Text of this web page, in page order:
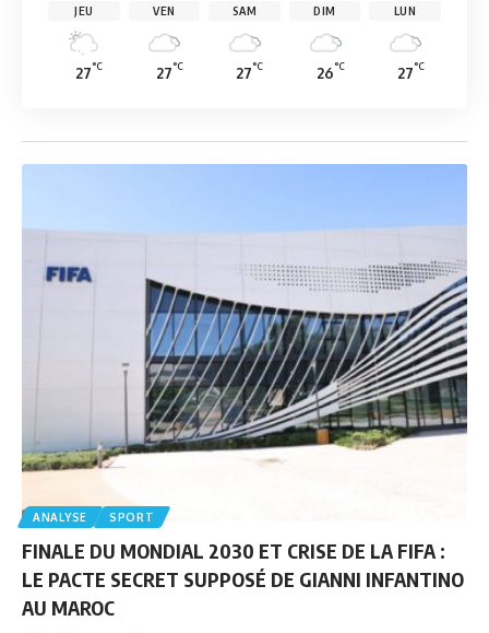
JEU
27°C
VEN
27°C
SAM
27°C
DIM
26°C
LUN
27°C
ANALYSE SPORT
FINALE DU MONDIAL 2030 ET CRISE DE LA FIFA :
LE PACTE SECRET SUPPOSÉ DE GIANNI INFANTINO
AU MAROC